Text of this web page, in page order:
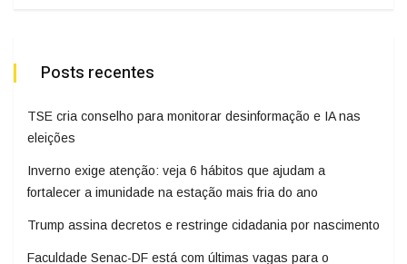
Posts recentes
TSE cria conselho para monitorar desinformação e IA nas
eleições
Inverno exige atenção: veja 6 hábitos que ajudam a
fortalecer a imunidade na estação mais fria do ano
Trump assina decretos e restringe cidadania por nascimento
Faculdade Senac-DF está com últimas vagas para o